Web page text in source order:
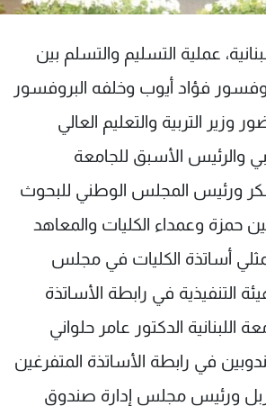
عملية التسليم والتسلم بين
فؤاد أيوب وخلفه البروفسور
وزير التربية والتعليم العالي
والرئيس الأسبق للجامعة
ورئيس المجلس الوطني للبحوث
حمزة وعمداء الكليات والمعاهد
أساتذة الكليات في مجلس
التنفيذية في رابطة الأساتذة
اللبنانية الدكتور عامر حلواني
في رابطة الأساتذة المتفرغين
ورئيس مجلس إدارة صندوق
وظائف
تواصل معنا
سياسة الخصوصية